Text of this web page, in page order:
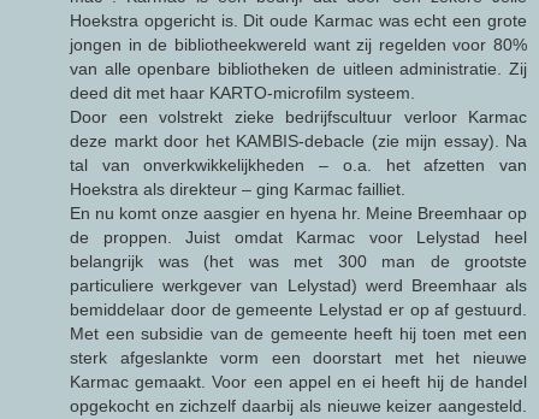
Hoekstra opgericht is. Dit oude Karmac was echt een grote
jongen in de bibliotheekwereld want zij regelden voor 80%
van alle openbare bibliotheken de uitleen administratie. Zij
deed dit met haar KARTO-microfilm systeem.
Door een volstrekt zieke bedrijfscultuur verloor Karmac
deze markt door het KAMBIS-debacle (zie mijn essay). Na
tal van onverkwikkelijkheden – o.a. het afzetten van
Hoekstra als direkteur – ging Karmac failliet.
En nu komt onze aasgier en hyena hr. Meine Breemhaar op
de proppen. Juist omdat Karmac voor Lelystad heel
belangrijk was (het was met 300 man de grootste
particuliere werkgever van Lelystad) werd Breemhaar als
bemiddelaar door de gemeente Lelystad er op af gestuurd.
Met een subsidie van de gemeente heeft hij toen met een
sterk afgeslankte vorm een doorstart met het nieuwe
Karmac gemaakt. Voor een appel en ei heeft hij de handel
opgekocht en zichzelf daarbij als nieuwe keizer aangesteld.